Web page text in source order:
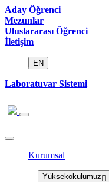
Aday Öğrenci
Mezunlar
Uluslararası Öğrenci
İletişim
EN
Laboratuvar Sistemi
Kurumsal
Yüksekokulumuz